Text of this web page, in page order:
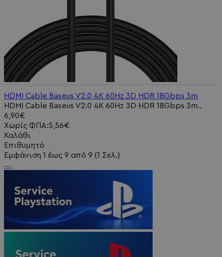
HDMI Cable Baseus V2.0 4K 60Hz 3D HDR 18Gbps 3m
HDMI Cable Baseus V2.0 4K 60Hz 3D HDR 18Gbps 3m..
6,90€
Χωρίς ΦΠΑ:5,56€
Καλάθι
Επιθυμητό
Εμφάνιση 1 έως 9 από 9 (1 Σελ.)